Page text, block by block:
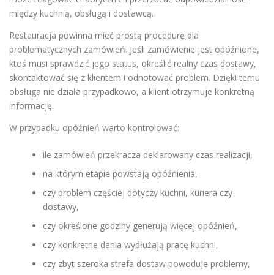
między kuchnią, obsługą i dostawcą.
Restauracja powinna mieć prostą procedurę dla
problematycznych zamówień. Jeśli zamówienie jest opóźnione,
ktoś musi sprawdzić jego status, określić realny czas dostawy,
skontaktować się z klientem i odnotować problem. Dzięki temu
obsługa nie działa przypadkowo, a klient otrzymuje konkretną
informację.
W przypadku opóźnień warto kontrolować:
ile zamówień przekracza deklarowany czas realizacji,
na którym etapie powstają opóźnienia,
czy problem częściej dotyczy kuchni, kuriera czy
dostawy,
czy określone godziny generują więcej opóźnień,
czy konkretne dania wydłużają pracę kuchni,
czy zbyt szeroka strefa dostaw powoduje problemy,